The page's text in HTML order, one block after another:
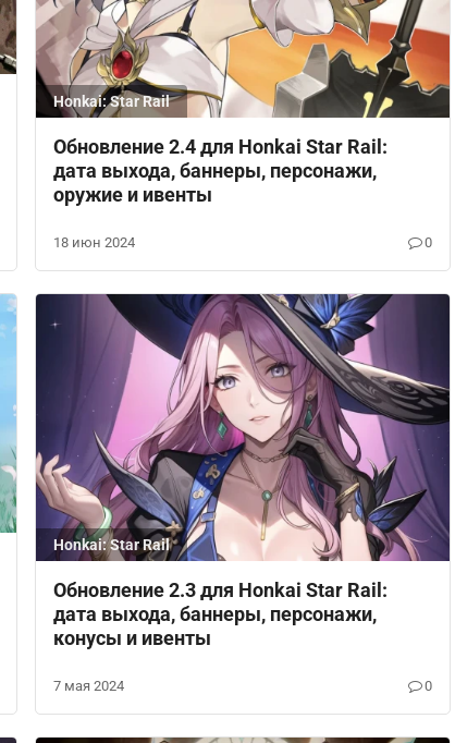
Honkai: Star Rail
Обновление 2.4 для Honkai Star Rail:
дата выхода, баннеры, персонажи,
оружие и ивенты
18 июн 2024 0
Honkai: Star Rail
Обновление 2.3 для Honkai Star Rail:
дата выхода, баннеры, персонажи,
конусы и ивенты
7 мая 2024 0